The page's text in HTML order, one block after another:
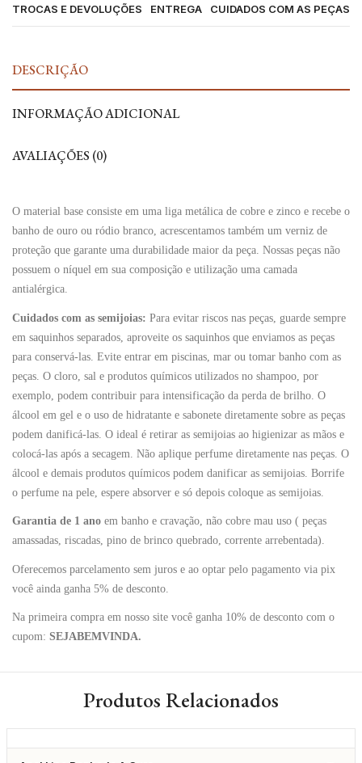
TROCAS E DEVOLUÇÕES ENTREGA CUIDADOS COM AS PEÇAS
DESCRIÇÃO
INFORMAÇÃO ADICIONAL
AVALIAÇÕES (0)
O material base consiste em uma liga metálica de cobre e zinco e recebe o
banho de ouro ou ródio branco, acrescentamos também um verniz de
proteção que garante uma durabilidade maior da peça. Nossas peças não
possuem o níquel em sua composição e utilização uma camada
antialérgica.
Cuidados com as semijoias: Para evitar riscos nas peças, guarde sempre
em saquinhos separados, aproveite os saquinhos que enviamos as peças
para conservá-las. Evite entrar em piscinas, mar ou tomar banho com as
peças. O cloro, sal e produtos químicos utilizados no shampoo, por
exemplo, podem contribuir para intensificação da perda de brilho. O
álcool em gel e o uso de hidratante e sabonete diretamente sobre as peças
podem danificá-las. O ideal é retirar as semijoias ao higienizar as mãos e
colocá-las após a secagem. Não aplique perfume diretamente nas peças. O
álcool e demais produtos químicos podem danificar as semijoias. Borrife
o perfume na pele, espere absorver e só depois coloque as semijoias.
Garantia de 1 ano em banho e cravação, não cobre mau uso ( peças
amassadas, riscadas, pino de brinco quebrado, corrente arrebentada).
Oferecemos parcelamento sem juros e ao optar pelo pagamento via pix
você ainda ganha 5% de desconto.
Na primeira compra em nosso site você ganha 10% de desconto com o
cupom: SEJABEMVINDA.
Produtos Relacionados